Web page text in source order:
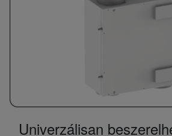
Univerzálisan